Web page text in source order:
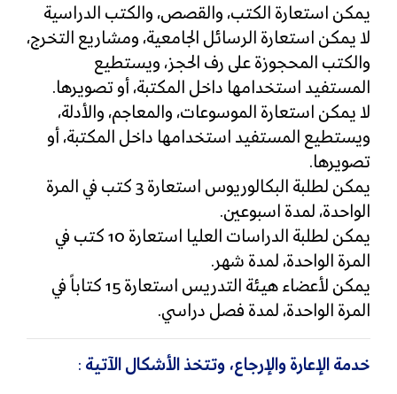
يمكن استعارة الكتب، والقصص، والكتب الدراسية
لا يمكن استعارة الرسائل الجامعية، ومشاريع التخرج،
والكتب المحجوزة على رف الحجز، ويستطيع
المستفيد استخدامها داخل المكتبة، أو تصويرها.
لا يمكن استعارة الموسوعات، والمعاجم، والأدلة،
ويستطيع المستفيد استخدامها داخل المكتبة، أو
تصويرها.
يمكن لطلبة البكالوريوس استعارة 3 كتب في المرة
الواحدة، لمدة اسبوعين.
يمكن لطلبة الدراسات العليا استعارة 10 كتب في
المرة الواحدة، لمدة شهر.
يمكن لأعضاء هيئة التدريس استعارة 15 كتاباً في
المرة الواحدة، لمدة فصل دراسي.
خدمة الإعارة والإرجاع، وتتخذ الأشكال الآتية :